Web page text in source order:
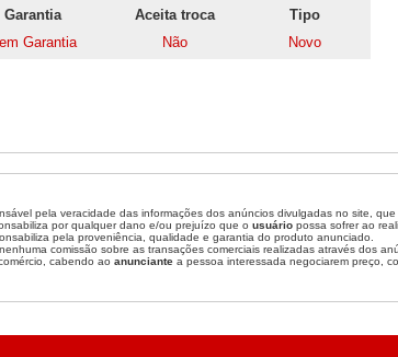
Garantia Aceita troca
Tipo
Garantia Não Novo
pela veracidade das informações dos anúncios divulgadas no site,
por qualquer dano e/ou prejuízo que o usuário possa sofrer ao
pela proveniência, qualidade e garantia do produto anunciado.
comissão sobre as transações comerciais realizadas através dos
cabendo ao anunciante a pessoa interessada negociarem preço,